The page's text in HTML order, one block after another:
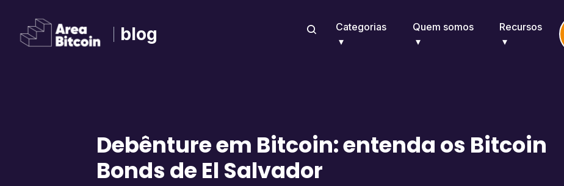
blog Categorias Quem somos Recursos
Debênture em Bitcoin: entenda os Bitcoin
Bonds de El Salvador